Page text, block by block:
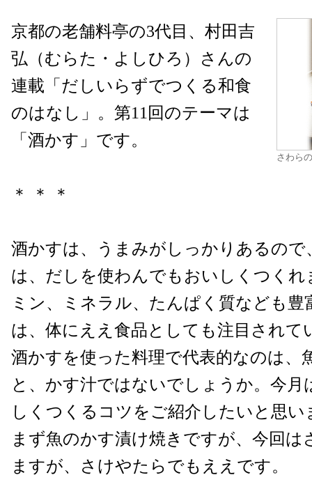
さわら
京都の老舗料亭の3代目、村田吉
弘（むらた・よしひろ）さんの
連載「だしいらずでつくる和食
のはなし」。第11回のテーマは
「酒かす」です。
＊ ＊ ＊
酒かすは、うまみがしっかりあるので
は、だしを使わんでもおいしくつく
ミン、ミネラル、たんぱく質なども豊
は、体にええ食品としても注目されて
酒かすを使った料理で代表的なのは、
と、かす汁ではないでしょうか。今月
しくつくるコツをご紹介したいと思い
まず魚のかす漬け焼きですが、今回は
ますが、さけやたらでもええです。